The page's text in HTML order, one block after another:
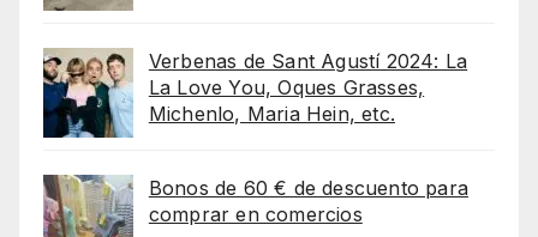
Verbenas de Sant Agustí 2024: La
La Love You, Oques Grasses,
Michenlo, Maria Hein, etc.
Bonos de 60 € de descuento para
comprar en comercios